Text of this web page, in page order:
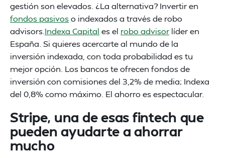
gestión son elevados. ¿La alternativa? Invertir en
fondos pasivoso indexados a través de robo
advisors. Indexa Capital es el robo advisor líder en
España. Si quieres acercarte al mundo de la
inversión indexada, con toda probabilidad es tu
mejor opción. Los bancos te ofrecen fondos de
inversión con comisiones del 3,2% de media; Indexa
del 0,8% como máximo. El ahorro es espectacular.
Stripe, una de esas fintech que
pueden ayudarte a ahorrar
mucho